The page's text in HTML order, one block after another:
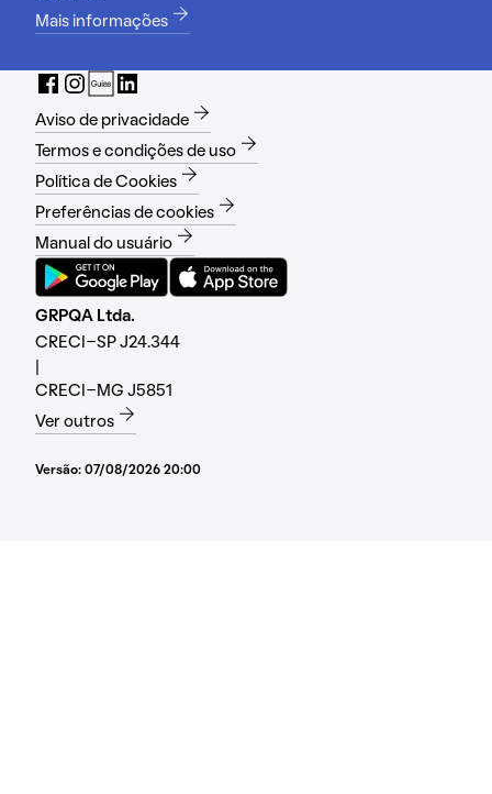
Mais informações
Aviso de privacidade
Termos e condições de uso
Política de Cookies
Preferências de cookies
Manual do usuário
GRPQA Ltda.
CRECI-SP J24.344
CRECI-MG J5851
Ver outros
Versão: 07/08/2026 20:00